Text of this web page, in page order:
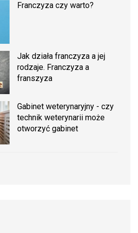
Franczyza czy warto?
Jak działa franczyza a jej
rodzaje. Franczyza a
franszyza
Gabinet weterynaryjny - czy
technik weterynarii może
otworzyć gabinet